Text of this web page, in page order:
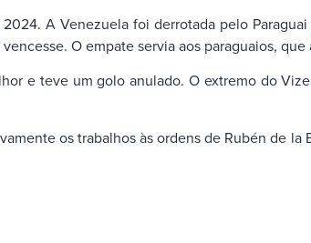
A Venezuela foi derrotada pelo
O empate servia aos paraguaios,
e teve um golo anulado. O extremo do
os trabalhos às ordens de Rubén de